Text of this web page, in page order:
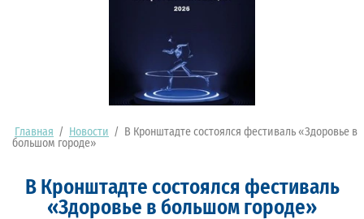
Главная / Новости /
В Кронштадте состоялся фестиваль «Здоровье в
большом городе»
В Кронштадте состоялся фестиваль
«Здоровье в большом городе»